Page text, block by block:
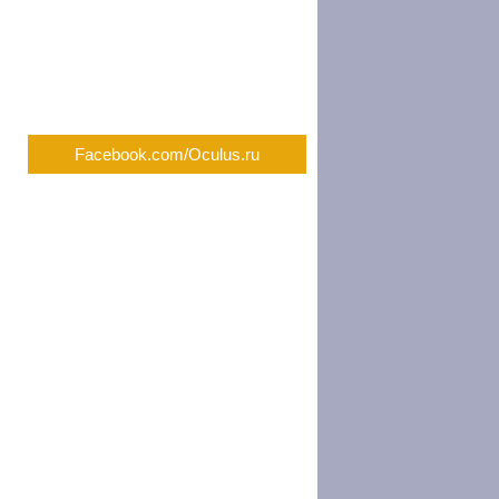
Facebook.com/Oculus.ru